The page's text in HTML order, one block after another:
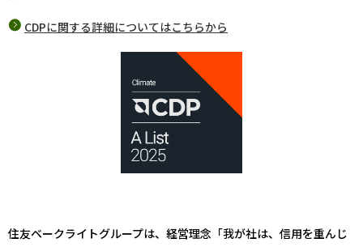
CDPに関する詳細についてはこちらから
住友ベークライトグループは、経営理念「我が社は、信用を重んじ